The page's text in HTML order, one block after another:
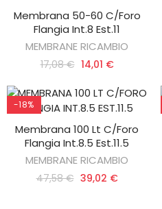
AGGIUNGI AL CARRELLO
Membrana 50-60 C/foro
Flangia Int.8 Est.11
MEMBRANE RICAMBIO
17,08 € 14,01 €
-18%
AGGIUNGI AL CARRELLO
Membrana 100 Lt C/foro
Flangia Int.8.5 Est.11.5
MEMBRANE RICAMBIO
47,58 € 39,02 €